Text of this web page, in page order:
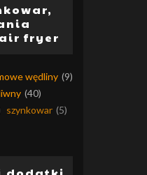
fryer
wędliny (9)
(40)
szynkowar (5)